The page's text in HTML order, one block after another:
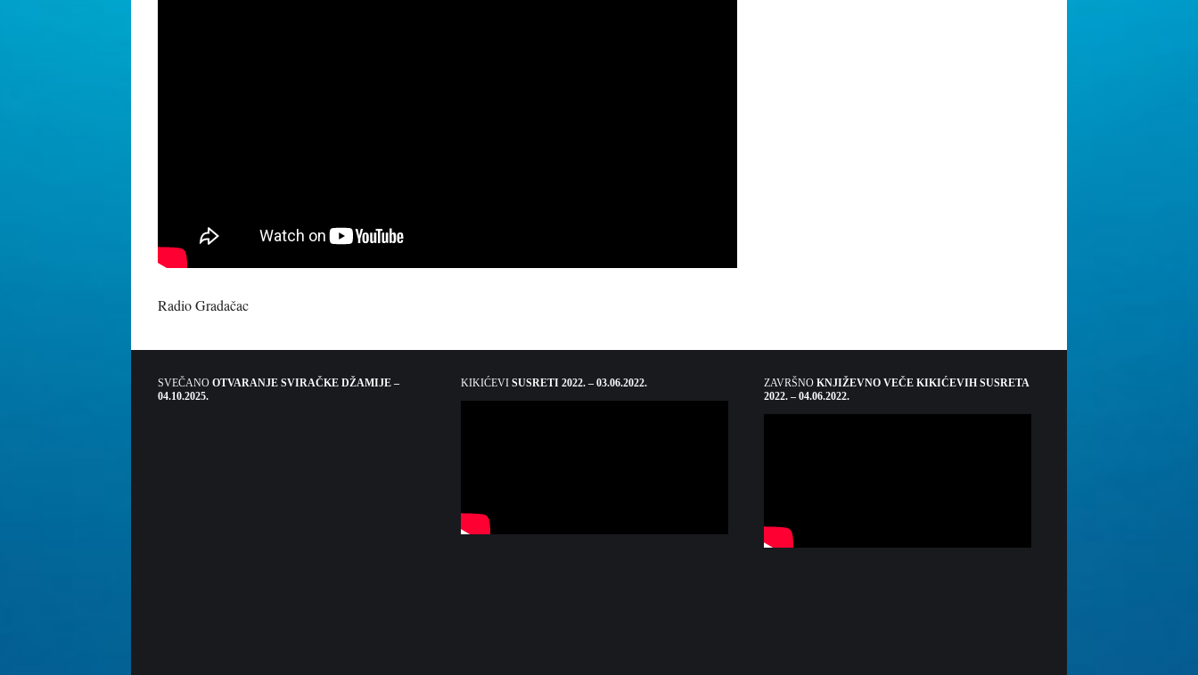
Radio Gradačac
SVEČANO OTVARANJE SVIRAČKE DŽAMIJE –
04.10.2025.
KIKIĆEVI SUSRETI 2022. – 03.06.2022. ZAVRŠNO KNJIŽEVNO VEČE KIKIĆEVIH SUSRETA
2022. – 04.06.2022.